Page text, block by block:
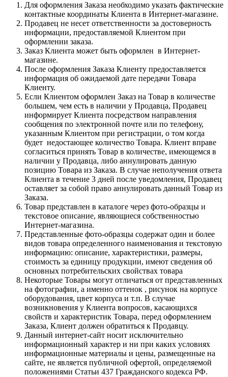
Для оформления Заказа необходимо указать фактические
контактные координаты Клиента в Интернет-магазине.
Продавец не несет ответственности за достоверность
информации, предоставляемой Клиентом при
оформлении заказа.
Заказ Клиента может быть оформлен в Интернет-
магазине.
После оформления Заказа Клиенту предоставляется
информация об ожидаемой дате передачи Товара
Клиенту.
Если Клиентом оформлен Заказ на Товар в количестве
большем, чем есть в наличии у Продавца, Продавец
информирует Клиента посредством направления
сообщения по электронной почте или по телефону,
указанным Клиентом при регистрации, о том когда
будет недостающее количество Товара. Клиент вправе
согласиться принять Товар в количестве, имеющемся в
наличии у Продавца, либо аннулировать данную
позицию Товара из Заказа. В случае неполучения ответа
Клиента в течение 3 дней после уведомления, Продавец
оставляет за собой право аннулировать данный Товар из
Заказа.
Товар представлен в каталоге через фото-образцы и
текстовое описание, являющиеся собственностью
Интернет-магазина.
Представленные фото-образцы содержат один и более
видов товара определенного наименования и текстовую
информацию: описание, характеристики, размеры,
стоимость за единицу продукции, имеют сведения об
основных потребительских свойствах товара
Некоторые Товары могут отличаться от представленных
на фотографии, а именно оттенок , рисунок на корпусе
оборудования, цвет корпуса и т.п. В случае
возникновения у Клиента вопросов, касающихся
свойств и характеристик Товара, перед оформлением
Заказа, Клиент должен обратиться к Продавцу.
Данный интернет-сайт носит исключительно
информационный характер и ни при каких условиях
информационные материалы и цены, размещенные на
сайте, не является публичной офертой, определяемой
положениями Статьи 437 Гражданского кодекса РФ.